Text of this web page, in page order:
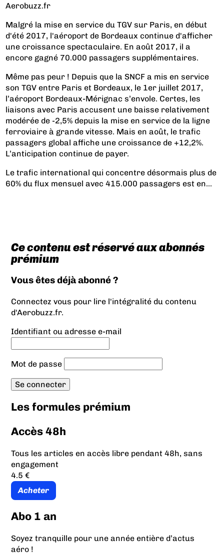
Aerobuzz.fr
Malgré la mise en service du TGV sur Paris, en début
d'été 2017, l'aéroport de Bordeaux continue d'afficher
une croissance spectaculaire. En août 2017, il a
encore gagné 70.000 passagers supplémentaires.
Même pas peur ! Depuis que la SNCF a mis en service
son TGV entre Paris et Bordeaux, le 1er juillet 2017,
l’aéroport Bordeaux-Mérignac s’envole. Certes, les
liaisons avec Paris accusent une baisse relativement
modérée de -2,5% depuis la mise en service de la ligne
ferroviaire à grande vitesse. Mais en août, le trafic
passagers global affiche une croissance de +12,2%.
L’anticipation continue de payer.
Le trafic international qui concentre désormais plus de
60% du flux mensuel avec 415.000 passagers est en...
Ce contenu est réservé aux abonnés
prémium
Vous êtes déjà abonné ?
Connectez vous pour lire l'intégralité du contenu
d'Aerobuzz.fr.
Identifiant ou adresse e-mail
Mot de passe
Les formules prémium
Accès 48h
Tous les articles en accès libre pendant 48h, sans
engagement
4.5 €
Acheter
Abo 1 an
Soyez tranquille pour une année entière d’actus
aéro !